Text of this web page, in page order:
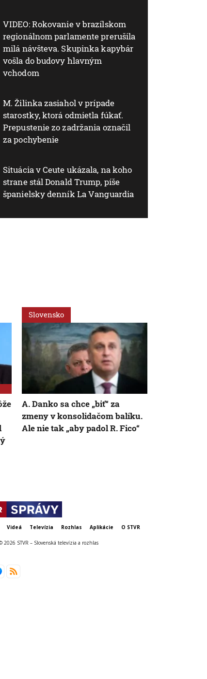
VIDEO: Rokovanie v brazílskom
regionálnom parlamente prerušila
milá návšteva. Skupinka kapybár
vošla do budovy hlavným
vchodom
M. Žilinka zasiahol v prípade
starostky, ktorá odmietla fúkať.
Prepustenie zo zadržania označil
za pochybenie
Situácia v Ceute ukázala, na koho
strane stál Donald Trump, píše
španielsky denník La Vanguardia
Slovensko
A. Danko sa chce „biť“ za
zmeny v konsolidačom balíku.
Ale nie tak „aby padol R. Fico“
Videá Televízia Rozhlas Aplikácie O STVR
2026 STVR – Slovenská televízia a rozhlas